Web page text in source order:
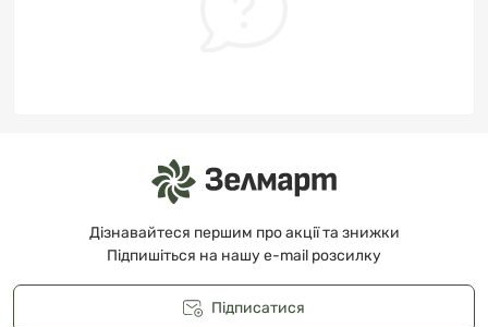
Дізнавайтеся першим про акції та знижки
Підпишіться на нашу e-mail розсилку
Підписатися